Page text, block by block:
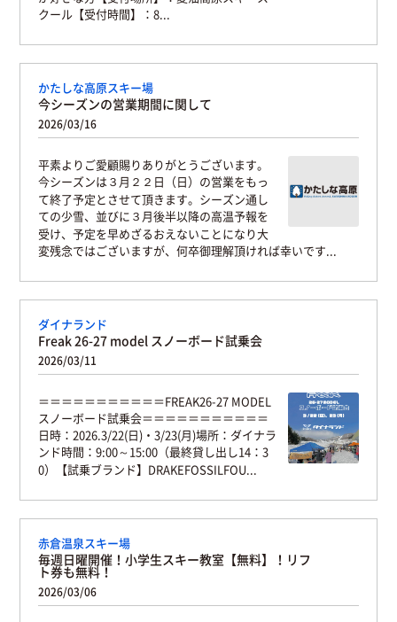
クール【受付時間】：8...
かたしな高原スキー場
今シーズンの営業期間に関して
2026/03/16
平素よりご愛顧賜りありがとうございます。
今シーズンは３月２２日（日）の営業をもっ
て終了予定とさせて頂きます。シーズン通し
ての少雪、並びに３月後半以降の高温予報を
受け、予定を早めざるおえないことになり大
変残念ではございますが、何卒御理解頂ければ幸いです...
ダイナランド
Freak 26-27 model スノーボード試乗会
2026/03/11
＝＝＝＝＝＝＝＝＝＝＝FREAK26-27 MODEL
スノーボード試乗会＝＝＝＝＝＝＝＝＝＝＝
日時：2026.3/22(日)・3/23(月)場所：ダイナラ
ンド時間：9:00～15:00（最終貸し出し14：3
0）【試乗ブランド】DRAKEFOSSILFOU...
赤倉温泉スキー場
毎週日曜開催！小学生スキー教室【無料】！リフ
ト券も無料！
2026/03/06